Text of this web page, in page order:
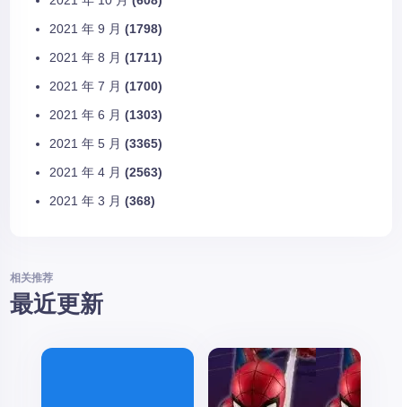
2021 年 9 月 (1798)
2021 年 8 月 (1711)
2021 年 7 月 (1700)
2021 年 6 月 (1303)
2021 年 5 月 (3365)
2021 年 4 月 (2563)
2021 年 3 月 (368)
相关推荐
最近更新